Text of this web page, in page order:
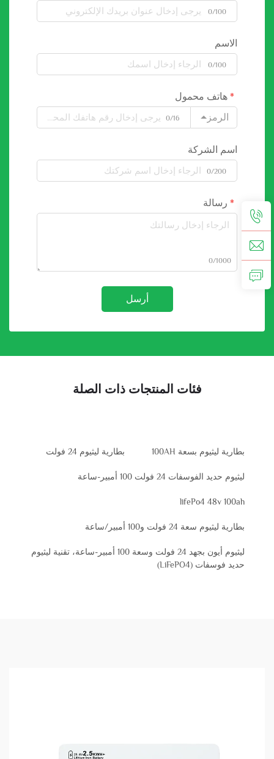
0/100
الاسم
0/100
هاتف محمول
الرمز
0/16
اسم الشركة
0/200
رسالة
0/1000
أرسل
فئات المنتجات ذات الصلة
بطارية ليثيوم بسعة 100AH بطارية ليثيوم 24 فولت
ليثيوم حديد الفوسفات 24 فولت 100 أمبير-ساعة
lifePo4 48v 100ah
بطارية ليثيوم سعة 24 فولت و100 أمبير/ساعة
ليثيوم أيون بجهد 24 فولت وسعة 100 أمبير-ساعة، تقنية ليثيوم
حديد فوسفات (LiFePO4)